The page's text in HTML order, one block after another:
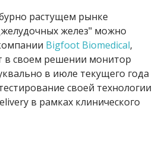
растущем рынке
желез" можно
Bigfoot Biomedical,
в своем решении монитор
в июле текущего года
своей технологии
в рамках клинического